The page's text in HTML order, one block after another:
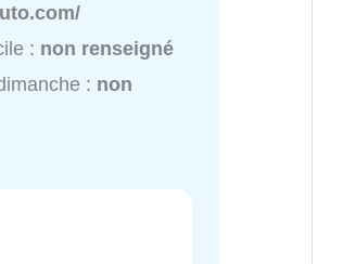
: non renseigné
: non